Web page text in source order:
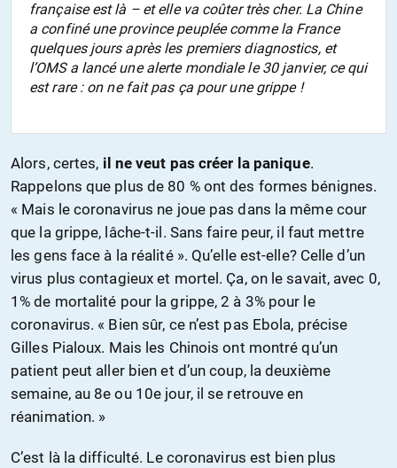
française est là – et elle va coûter très cher. La Chine
a confiné une province peuplée comme la France
quelques jours après les premiers diagnostics, et
l’OMS a lancé une alerte mondiale le 30 janvier, ce qui
est rare : on ne fait pas ça pour une grippe !
Alors, certes, il ne veut pas créer la panique.
Rappelons que plus de 80 % ont des formes bénignes.
« Mais le coronavirus ne joue pas dans la même cour
que la grippe, lâche-t-il. Sans faire peur, il faut mettre
les gens face à la réalité ». Qu’elle est-elle? Celle d’un
virus plus contagieux et mortel. Ça, on le savait, avec 0,
1% de mortalité pour la grippe, 2 à 3% pour le
coronavirus. « Bien sûr, ce n’est pas Ebola, précise
Gilles Pialoux. Mais les Chinois ont montré qu’un
patient peut aller bien et d’un coup, la deuxième
semaine, au 8e ou 10e jour, il se retrouve en
réanimation. »
C’est là la difficulté. Le coronavirus est bien plus